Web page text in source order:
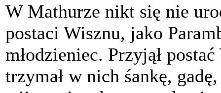
W Mathurze nikt się nie
postaci Wisznu, jako
młodzieniec. Przyjął
trzymał w nich śankę,